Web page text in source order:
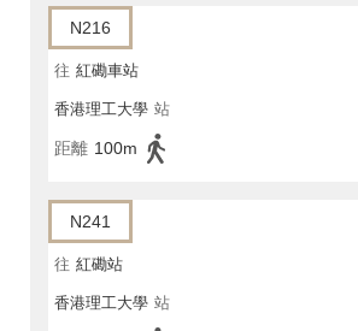
N216
往 紅磡車站
香港理工大學 站
距離 100m
N241
往 紅磡站
香港理工大學 站